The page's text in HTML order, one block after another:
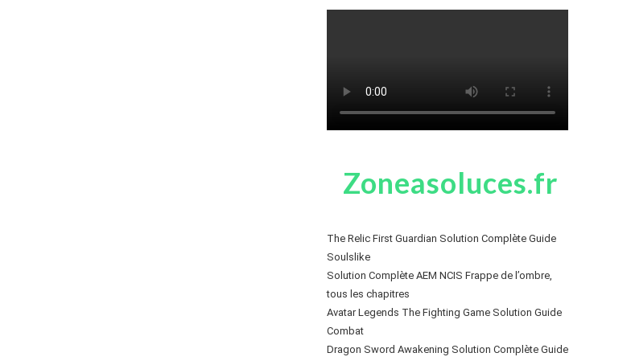
Zoneasoluces.fr
The Relic First Guardian Solution Complète Guide
Soulslike
Solution Complète AEM NCIS Frappe de l’ombre,
tous les chapitres
Avatar Legends The Fighting Game Solution Guide
Combat
Dragon Sword Awakening Solution Complète Guide